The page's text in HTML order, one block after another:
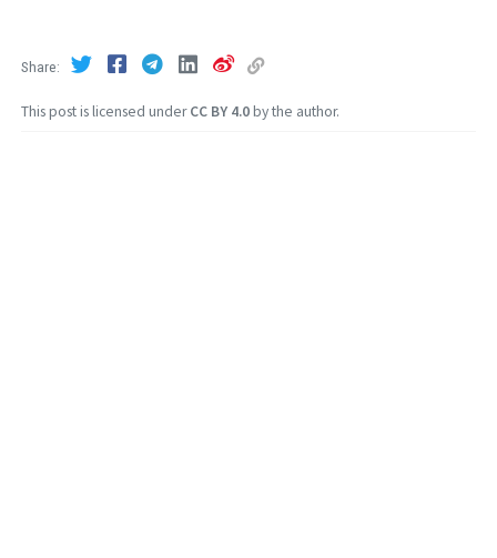
This post is licensed underCC BY 4.0by the author.
Share